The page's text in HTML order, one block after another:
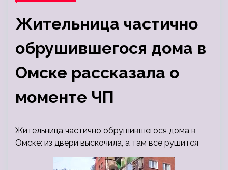
Жительница частично
обрушившегося дома в
Омске рассказала о
моменте ЧП
Жительница частично обрушившегося дома в
Омске: из двери выскочила, а там все рушится